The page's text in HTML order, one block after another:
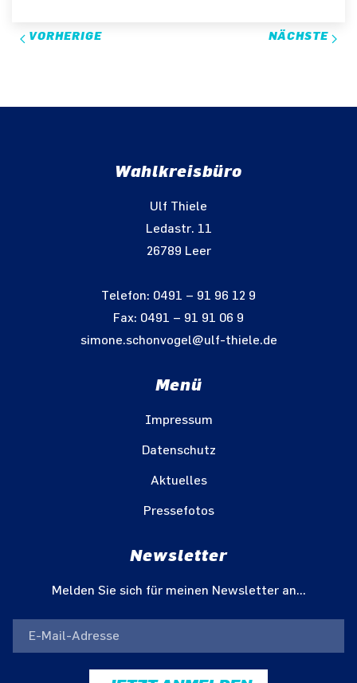
VORHERIGE NÄCHSTE
Wahlkreisbüro
Ulf Thiele
Ledastr. 11
26789 Leer
Telefon: 0491 – 91 96 12 9
Fax: 0491 – 91 91 06 9
simone.schonvogel@ulf-thiele.de
Menü
Impressum
Datenschutz
Aktuelles
Pressefotos
Newsletter
Melden Sie sich für meinen Newsletter an...